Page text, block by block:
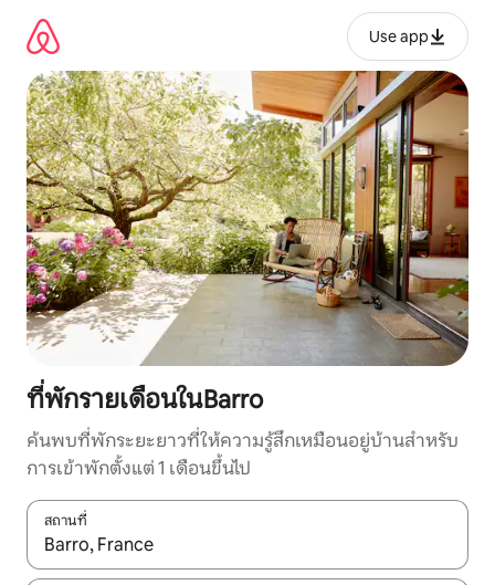
เนื้อหา
Use app
ที่พักรายเดือนในBarro
ค้นพบที่พักระยะยาวที่ให้ความรู้สึกเหมือนอยู่บ้านสำหรับ
การเข้าพักตั้งแต่ 1 เดือนขึ้นไป
สถานที่
ใช้ลูกศรขึ้นลง หรือใช้การสัมผัสหรือปัด เพื่อสำรวจผลการค้นหา